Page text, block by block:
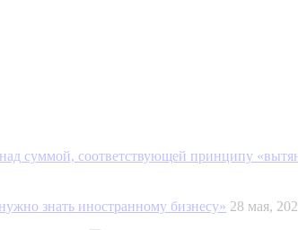
суммой, соответствующей принципу
знать иностранному бизнесу» 28 мая,